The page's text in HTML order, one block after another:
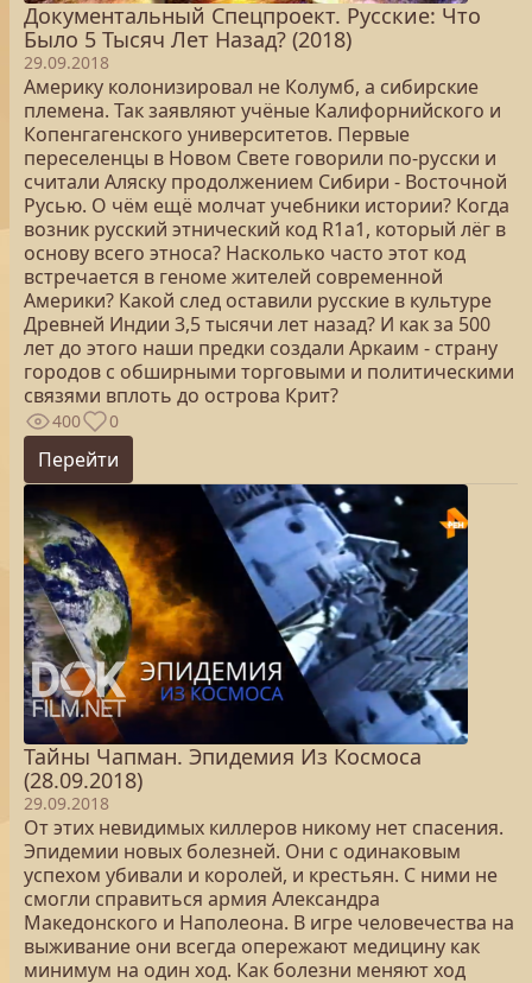
Документальный Спецпроект. Русские: Что
Было 5 Тысяч Лет Назад? (2018)
29.09.2018
Америку колонизировал не Колумб, а сибирские
племена. Так заявляют учёные Калифорнийского и
Копенгагенского университетов. Первые
переселенцы в Новом Свете говорили по-русски и
считали Аляску продолжением Сибири - Восточной
Русью. О чём ещё молчат учебники истории? Когда
возник русский этнический код R1a1, который лёг в
основу всего этноса? Насколько часто этот код
встречается в геноме жителей современной
Америки? Какой след оставили русские в культуре
Древней Индии 3,5 тысячи лет назад? И как за 500
лет до этого наши предки создали Аркаим - страну
городов с обширными торговыми и политическими
связями вплоть до острова Крит?
400 0
Перейти
Тайны Чапман. Эпидемия Из Космоса
(28.09.2018)
29.09.2018
От этих невидимых киллеров никому нет спасения.
Эпидемии новых болезней. Они с одинаковым
успехом убивали и королей, и крестьян. С ними не
смогли справиться армия Александра
Македонского и Наполеона. В игре человечества на
выживание они всегда опережают медицину как
минимум на один ход. Как болезни меняют ход